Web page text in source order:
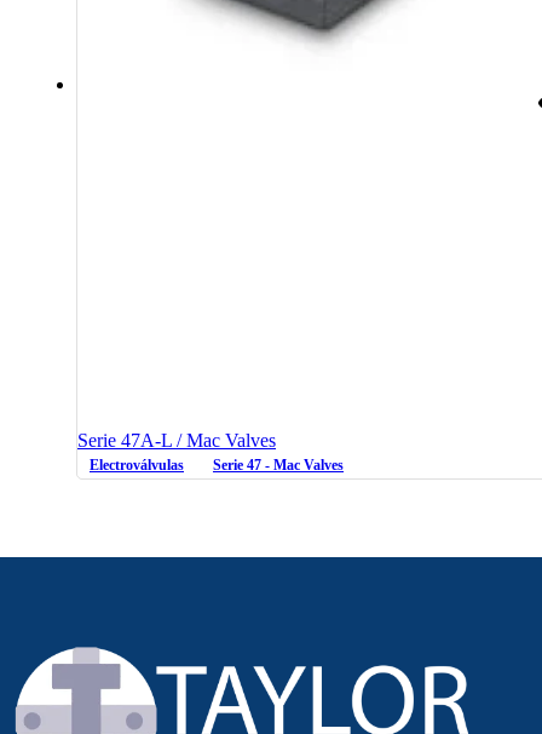
Serie 47A-L / Mac Valves
Electroválvulas Serie 47 - Mac Valves